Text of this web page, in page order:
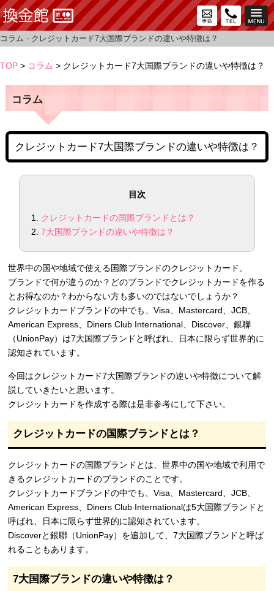
コラム - クレジットカード7大国際ブランドの違いや特徴は？
TOP > コラム > クレジットカード7大国際ブランドの違いや特徴は？
コラム
クレジットカード7大国際ブランドの違いや特徴は？
目次
クレジットカードの国際ブランドとは？
7大国際ブランドの違いや特徴は？
世界中の国や地域で使える国際ブランドのクレジットカード。
ブランドで何が違うのか？どのブランドでクレジットカードを作る
とお得なのか？わからない方も多いのではないでしょうか？
クレジットカードブランドの中でも、Visa、Mastercard、JCB、
American Express、Diners Club International、Discover、銀聯
（UnionPay）は7大国際ブランドと呼ばれ、日本に限らず世界的に
認知されています。
今回はクレジットカード7大国際ブランドの違いや特徴について解
説していきたいと思います。
クレジットカードを作成する際は是非参考にして下さい。
クレジットカードの国際ブランドとは？
クレジットカードの国際ブランドとは、世界中の国や地域で利用で
きるクレジットカードのブランドのことです。
クレジットカードブランドの中でも、Visa、Mastercard、JCB、
American Express、Diners Club Internationalは5大国際ブランドと
呼ばれ、日本に限らず世界的に認知されています。
Discoverと銀聯（UnionPay）を追加して、7大国際ブランドと呼ば
れることもあります。
7大国際ブランドの違いや特徴は？